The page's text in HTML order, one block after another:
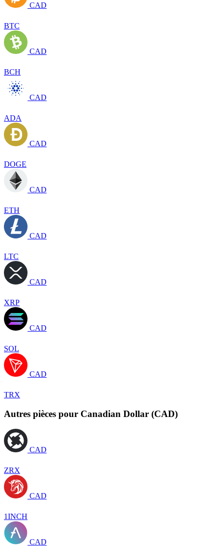
CAD
BTC
CAD
BCH
CAD
ADA
CAD
DOGE
CAD
ETH
CAD
LTC
CAD
XRP
CAD
SOL
CAD
TRX
Autres pièces pour Canadian Dollar (CAD)
CAD
ZRX
CAD
1INCH
CAD